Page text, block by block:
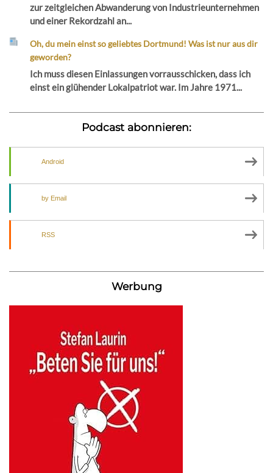
zur zeitgleichen Abwanderung von Industrieunternehmen
und einer Rekordzahl an...
Oh, du mein einst so geliebtes Dortmund! Was ist nur aus dir
geworden?
Ich muss diesen Einlassungen vorrausschicken, dass ich
einst ein glühender Lokalpatriot war. Im Jahre 1971...
Podcast abonnieren:
Android
by Email
RSS
Werbung